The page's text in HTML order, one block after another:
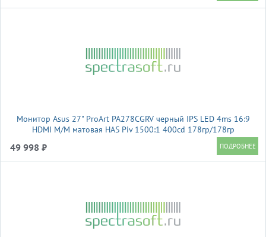
Монитор Asus 27" ProArt PA278CGRV черный IPS LED 4ms 16:9
HDMI M/M матовая HAS Piv 1500:1 400cd 178гр/178гр
49 998 ₽